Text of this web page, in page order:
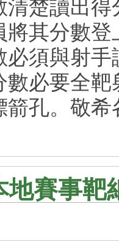
其分數
須與射
必要全
孔。敬
賽事靶